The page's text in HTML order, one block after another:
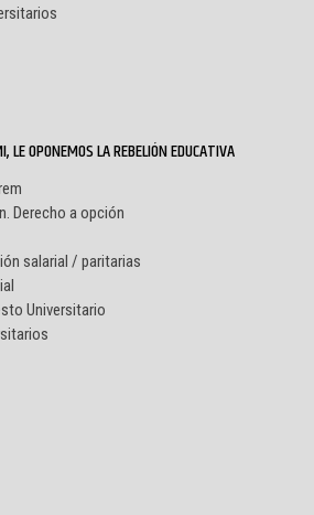
LE OPONEMOS LA REBELIÓN EDUCATIVA
Derecho a opción
salarial / paritarias
Universitario